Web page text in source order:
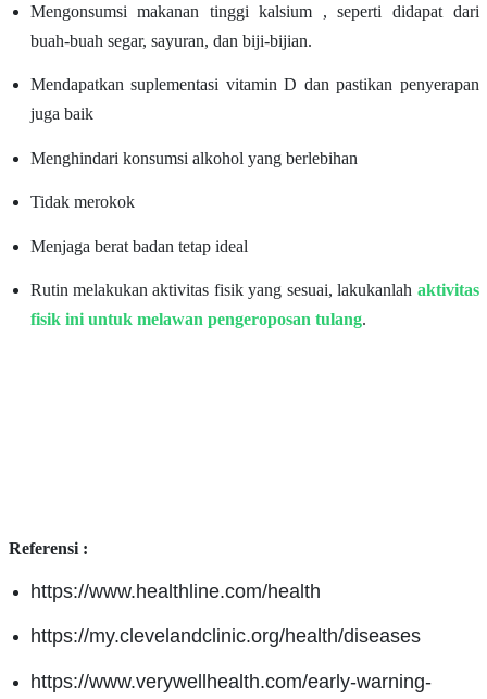
Mengonsumsi makanan tinggi kalsium , seperti didapat dari
buah-buah segar, sayuran, dan biji-bijian.
Mendapatkan suplementasi vitamin D dan pastikan penyerapan
juga baik
Menghindari konsumsi alkohol yang berlebihan
Tidak merokok
Menjaga berat badan tetap ideal
Rutin melakukan aktivitas fisik yang sesuai, lakukanlah aktivitas
fisik ini untuk melawan pengeroposan tulang.
Referensi :
https://www.healthline.com/health
https://my.clevelandclinic.org/health/diseases
https://www.verywellhealth.com/early-warning-